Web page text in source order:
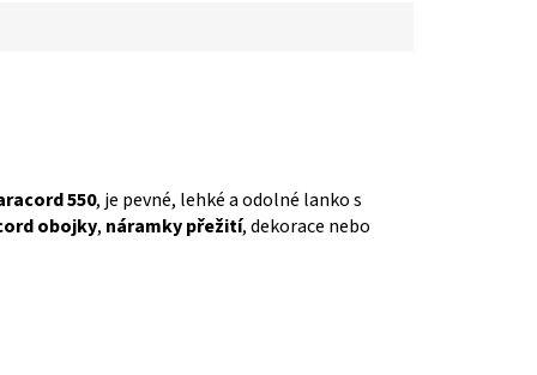
550, je pevné, lehké a odolné lanko s
obojky, náramky přežití, dekorace nebo